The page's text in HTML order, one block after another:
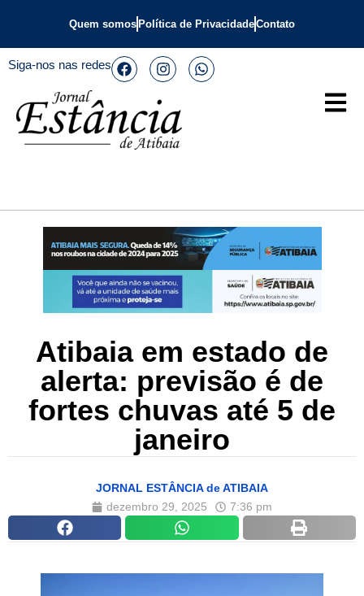
Quem somos Política de PrivacidadeContato
Siga-nos nas redes
Atibaia em estado de
alerta: previsão é de
fortes chuvas até 5 de
janeiro
JORNAL ESTÂNCIA de ATIBAIA
dezembro 29, 2025
7:36 pm